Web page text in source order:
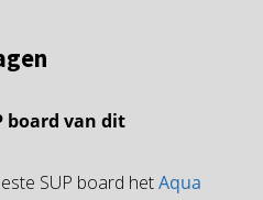
board van dit
SUP board hetAqua